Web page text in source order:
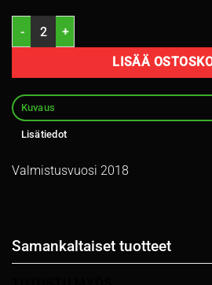
275/50R20 Continental IceContact 2
LISÄÄ
Kuvaus
Lisätiedot
Valmistusvuosi 2018
Samankaltaiset tuotteet